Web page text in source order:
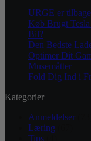
URGE er
Køb Brugt
Bil?
Den Bedste
Optimer Dit
Musemåtter
Fold Dig Ind i
Kategorier
Anmeldelser
Læring
Tips